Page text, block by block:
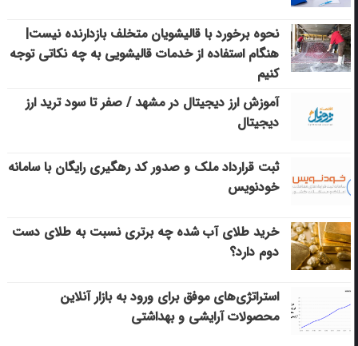
نحوه برخورد با قالیشویان متخلف بازدارنده نیست|
هنگام استفاده از خدمات قالیشویی به چه نکاتی توجه
کنیم
آموزش ارز دیجیتال در مشهد / صفر تا سود ترید ارز
دیجیتال
ثبت قرارداد ملک و صدور کد رهگیری رایگان با سامانه
خودنویس
خرید طلای آب شده چه برتری نسبت به طلای دست
دوم دارد؟
استراتژی‌های موفق برای ورود به بازار آنلاین
محصولات آرایشی و بهداشتی